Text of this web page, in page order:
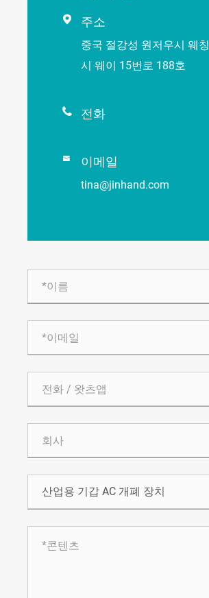
 주소
중국 절강성 원저우시 웨칭
시 웨이 15번로 188호
 전화
 이메일
tina@jinhand.com